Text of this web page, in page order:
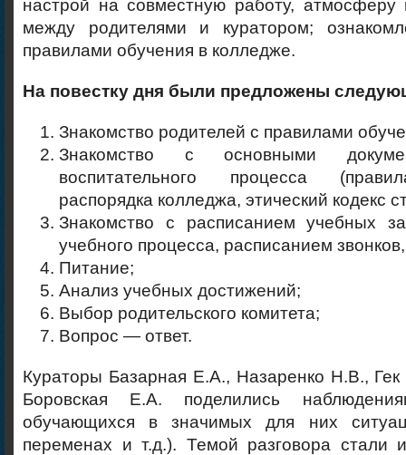
настрой на совместную работу, атмосферу
между родителями и куратором;
правилами обучения в колледже.
На повестку дня были предложены
Знакомство родителей с правилами
Знакомство с основными
воспитательного процесса
распорядка колледжа, этический кодекс
Знакомство с расписанием учебных
учебного процесса, расписанием
Питание;
Анализ учебных достижений;
Выбор родительского комитета;
Вопрос — ответ.
Кураторы Базарная Е.А., Назаренко Н.В.,
Боровская Е.А. поделились
обучающихся в значимых для них
переменах и т.д.). Темой разговора стали